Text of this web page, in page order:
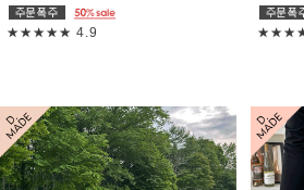
★★★★★ 4.9